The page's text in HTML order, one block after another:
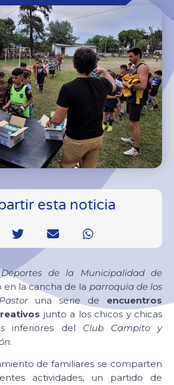
esta noticia
de la Municipalidad de
en la cancha de la parroquia de los
una serie de encuentros
junto a los chicos y chicas
inferiores del Club Campito y
de familiares se comparten
actividades, un partido de